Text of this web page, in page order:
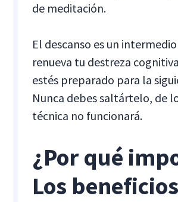
de meditación.
El descanso es un
renueva tu destreza
estés preparado para la
Nunca debes saltártelo, de
técnica no funcionará.
¿Por qué
Los beneficios